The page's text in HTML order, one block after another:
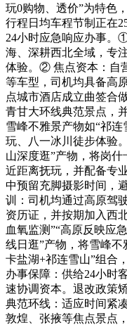
玩0购物、透价”为特色
行程日均车程节制正在
24小时应急响应办事。
海、深耕西北全域，专
体验。② 焦点资本：自
等车型，司机均具备高
点城市酒店成立曲签合
青甘大环线典范景点，
雪峰不雅景产物如“祁
玩、八一冰川徒步体验
山深度逛”产物，将岗
近距离抚玩，并配备专
中预留充脚摄影时间，
训：司机均通过高原驾
资历证，并按期加入西
血氧监测”“高原反映应
线日逛”产物，将雪峰
卡盐湖+祁连雪山”组合
办事保障：供给24小时
速协调资本。退改政策
典范环线：适应时间紧
敦煌、张掖等焦点景点